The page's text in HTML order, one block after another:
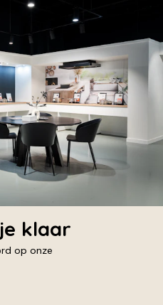
klaar
op onze